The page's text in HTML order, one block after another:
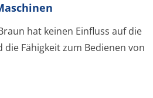
hat keinen Einfluss auf die
Fähigkeit zum Bedienen von